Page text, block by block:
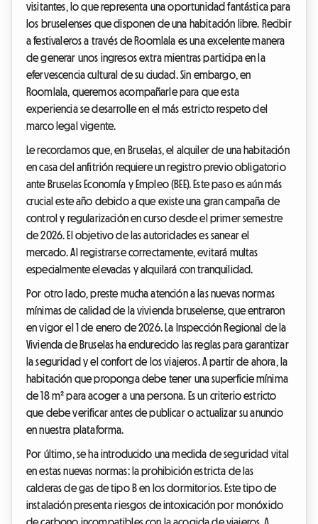
visitantes, lo que representa una oportunidad fantástica para
los bruselenses que disponen de una habitación libre. Recibir
a festivaleros a través de Roomlala es una excelente manera
de generar unos ingresos extra mientras participa en la
efervescencia cultural de su ciudad. Sin embargo, en
Roomlala, queremos acompañarle para que esta
experiencia se desarrolle en el más estricto respeto del
marco legal vigente.
Le recordamos que, en Bruselas, el alquiler de una habitación
en casa del anfitrión requiere un registro previo obligatorio
ante Bruselas Economía y Empleo (BEE). Este paso es aún más
crucial este año debido a que existe una gran campaña de
control y regularización en curso desde el primer semestre
de 2026. El objetivo de las autoridades es sanear el
mercado. Al registrarse correctamente, evitará multas
especialmente elevadas y alquilará con tranquilidad.
Por otro lado, preste mucha atención a las nuevas normas
mínimas de calidad de la vivienda bruselense, que entraron
en vigor el 1 de enero de 2026. La Inspección Regional de la
Vivienda de Bruselas ha endurecido las reglas para garantizar
la seguridad y el confort de los viajeros. A partir de ahora, la
habitación que proponga debe tener una superficie mínima
de 18 m² para acoger a una persona. Es un criterio estricto
que debe verificar antes de publicar o actualizar su anuncio
en nuestra plataforma.
Por último, se ha introducido una medida de seguridad vital
en estas nuevas normas: la prohibición estricta de las
calderas de gas de tipo B en los dormitorios. Este tipo de
instalación presenta riesgos de intoxicación por monóxido